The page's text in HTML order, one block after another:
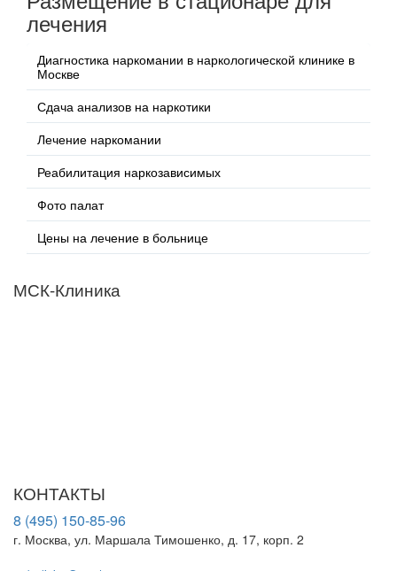
лечения
Диагностика наркомании в наркологической клинике в
Москве
Сдача анализов на наркотики
Лечение наркомании
Реабилитация наркозависимых
Фото палат
Цены на лечение в больнице
МСК-Клиника
КОНТАКТЫ
8 (495) 150-85-96
г. Москва, ул. Маршала Тимошенко, д. 17, корп. 2